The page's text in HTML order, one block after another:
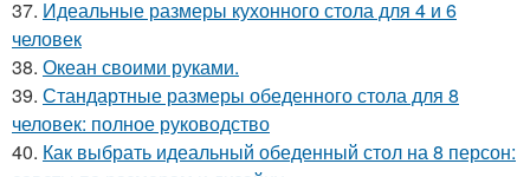
37. Идеальные размеры кухонного стола для 4 и 6
человек
38. Океан своими руками.
39. Стандартные размеры обеденного стола для 8
человек: полное руководство
40. Как выбрать идеальный обеденный стол на 8 персон: